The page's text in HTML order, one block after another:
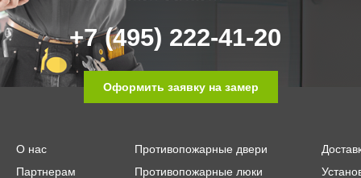
+7 (495) 222-41-20
Оформить заявку на замер
О нас
Партнерам
Противопожарные двери
Противопожарные люки